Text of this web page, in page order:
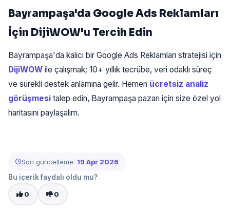
Bayrampaşa'da Google Ads Reklamları
İçin DijiWOW'u Tercih Edin
Bayrampaşa'da kalıcı bir Google Ads Reklamları stratejisi için
DijiWOW ile çalışmak; 10+ yıllık tecrübe, veri odaklı süreç
ve sürekli destek anlamına gelir. Hemen ücretsiz analiz
görüşmesi talep edin, Bayrampaşa pazarı için size özel yol
haritasını paylaşalım.
Son güncelleme: 19 Apr 2026
Bu içerik faydalı oldu mu?
0 0